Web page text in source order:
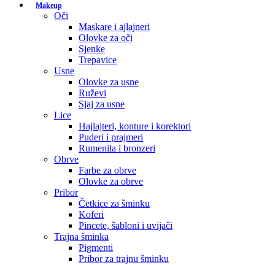
Makeup
Oči
Maskare i ajlajneri
Olovke za oči
Sjenke
Trepavice
Usne
Olovke za usne
Ruževi
Sjaj za usne
Lice
Hajlajteri, konture i korektori
Puderi i prajmeri
Rumenila i bronzeri
Obrve
Farbe za obrve
Olovke za obrve
Pribor
Četkice za šminku
Koferi
Pincete, šabloni i uvijači
Trajna šminka
Pigmenti
Pribor za trajnu šminku